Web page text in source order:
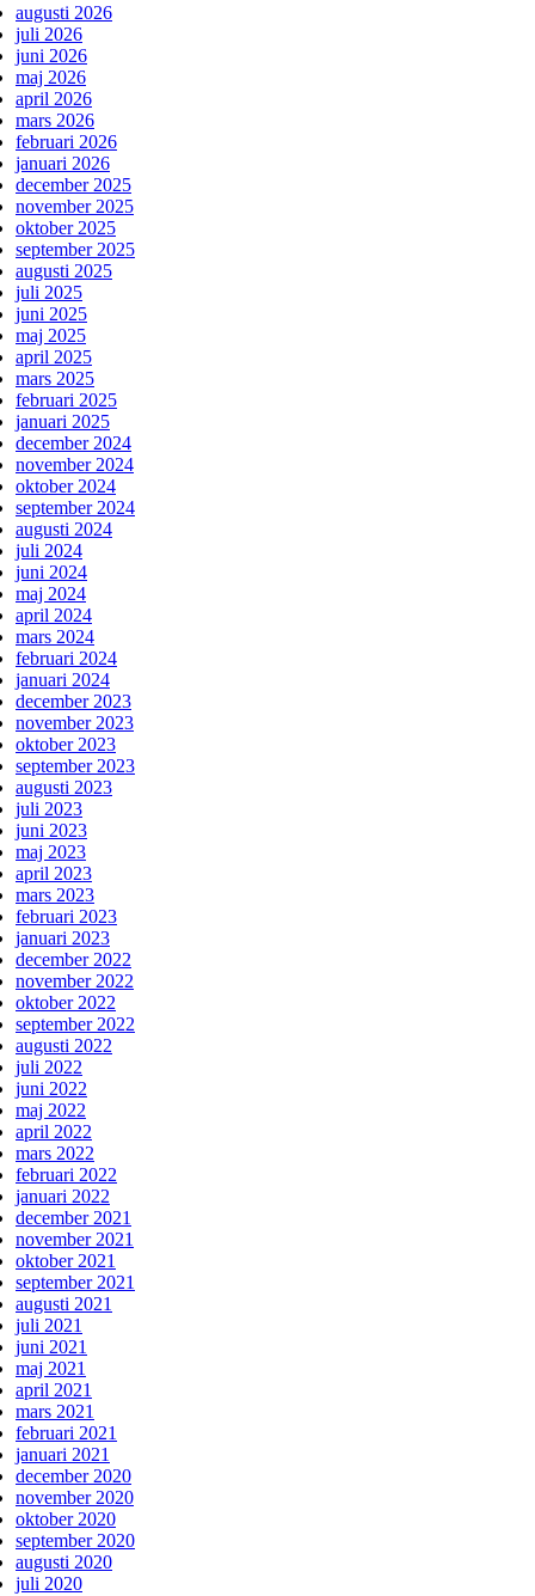
augusti 2026
juli 2026
juni 2026
maj 2026
april 2026
mars 2026
februari 2026
januari 2026
december 2025
november 2025
oktober 2025
september 2025
augusti 2025
juli 2025
juni 2025
maj 2025
april 2025
mars 2025
februari 2025
januari 2025
december 2024
november 2024
oktober 2024
september 2024
augusti 2024
juli 2024
juni 2024
maj 2024
april 2024
mars 2024
februari 2024
januari 2024
december 2023
november 2023
oktober 2023
september 2023
augusti 2023
juli 2023
juni 2023
maj 2023
april 2023
mars 2023
februari 2023
januari 2023
december 2022
november 2022
oktober 2022
september 2022
augusti 2022
juli 2022
juni 2022
maj 2022
april 2022
mars 2022
februari 2022
januari 2022
december 2021
november 2021
oktober 2021
september 2021
augusti 2021
juli 2021
juni 2021
maj 2021
april 2021
mars 2021
februari 2021
januari 2021
december 2020
november 2020
oktober 2020
september 2020
augusti 2020
juli 2020